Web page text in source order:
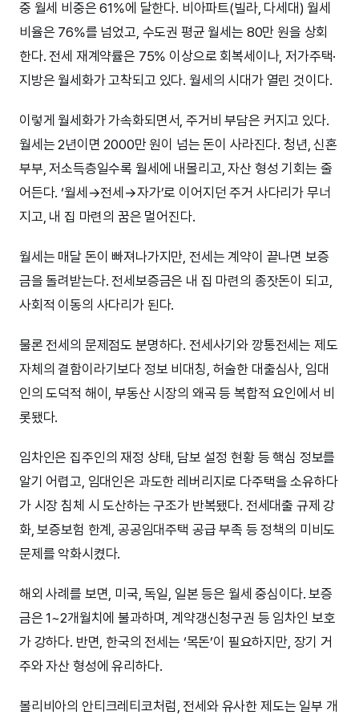
중 월세 비중은 61%에 달한다. 비아파트(빌라, 다세대) 월세
비율은 76%를 넘었고, 수도권 평균 월세는 80만 원을 상회
한다. 전세 재계약률은 75% 이상으로 회복세이나, 저가주택·
지방은 월세화가 고착되고 있다. 월세의 시대가 열린 것이다.
이렇게 월세화가 가속화되면서, 주거비 부담은 커지고 있다.
월세는 2년이면 2000만 원이 넘는 돈이 사라진다. 청년, 신혼
부부, 저소득층일수록 월세에 내몰리고, 자산 형성 기회는 줄
어든다. ‘월세→전세→자가’로 이어지던 주거 사다리가 무너
지고, 내 집 마련의 꿈은 멀어진다.
월세는 매달 돈이 빠져나가지만, 전세는 계약이 끝나면 보증
금을 돌려받는다. 전세보증금은 내 집 마련의 종잣돈이 되고,
사회적 이동의 사다리가 된다.
물론 전세의 문제점도 분명하다. 전세사기와 깡통전세는 제도
자체의 결함이라기보다 정보 비대칭, 허술한 대출심사, 임대
인의 도덕적 해이, 부동산 시장의 왜곡 등 복합적 요인에서 비
롯됐다.
임차인은 집주인의 재정 상태, 담보 설정 현황 등 핵심 정보를
알기 어렵고, 임대인은 과도한 레버리지로 다주택을 소유하다
가 시장 침체 시 도산하는 구조가 반복됐다. 전세대출 규제 강
화, 보증보험 한계, 공공임대주택 공급 부족 등 정책의 미비도
문제를 악화시켰다.
해외 사례를 보면, 미국, 독일, 일본 등은 월세 중심이다. 보증
금은 1~2개월치에 불과하며, 계약갱신청구권 등 임차인 보호
가 강하다. 반면, 한국의 전세는 ‘목돈’이 필요하지만, 장기 거
주와 자산 형성에 유리하다.
볼리비아의 안티크레티코처럼, 전세와 유사한 제도는 일부 개